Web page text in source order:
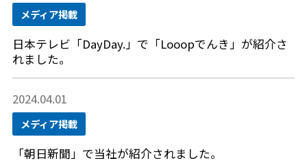
メディア掲載
日本テレビ「DayDay.」で「Looopでんき」が紹介さ
れました。
2024.04.01
メディア掲載
「朝日新聞」で当社が紹介されました。